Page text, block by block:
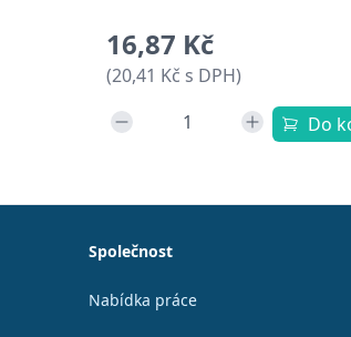
16,87 Kč
(20,41 Kč s DPH)
Do
Společnost
Nabídka práce